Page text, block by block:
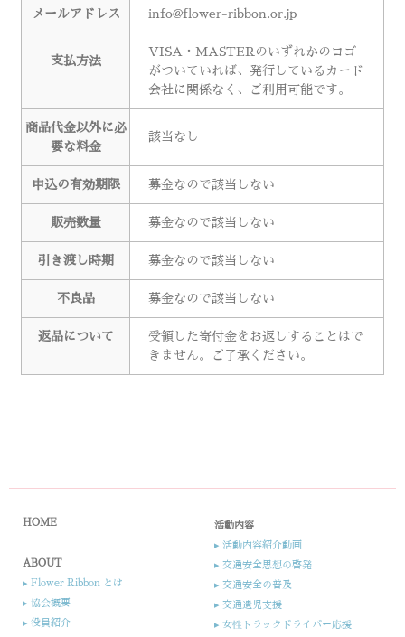
メールアドレス info@flower-ribbon.or.jp
支払方法
VISA・MASTERのいずれかのロゴ
がついていれば、発行しているカード
会社に関係なく、ご利用可能です。
商品代金以外に必
要な料金
該当なし
申込の有効期限 募金なので該当しない
販売数量 募金なので該当しない
引き渡し時期 募金なので該当しない
不良品 募金なので該当しない
返品について
受領した寄付金をお返しすることはで
きません。ご了承ください。
HOME
ABOUT
▸ Flower Ribbon とは
▸ 協会概要
▸ 役員紹介​​
活動内容
▸ 活動内容紹介動画
▸ 交通安全思想の啓発
▸ 交通安全の普及
▸ 交通遺児支援​
▸ 女性トラックドライバー応援​